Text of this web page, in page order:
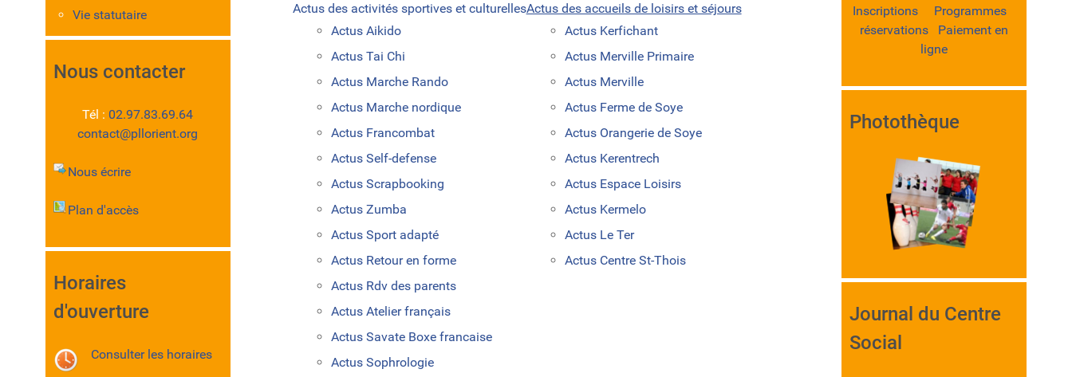
Vie statutaire
Nous contacter
Tél : 02.97.83.69.64
contact@pllorient.org
Nous écrire
Plan d'accès
Horaires
d'ouverture
Consulter les horaires
Actus des activités sportives et culturelles
Actus Aikido
Actus Tai Chi
Actus Marche Rando
Actus Marche nordique
Actus Francombat
Actus Self-defense
Actus Scrapbooking
Actus Zumba
Actus Sport adapté
Actus Retour en forme
Actus Rdv des parents
Actus Atelier français
Actus Savate Boxe francaise
Actus Sophrologie
Actus des accueils de loisirs et séjours
Actus Kerfichant
Actus Merville Primaire
Actus Merville
Actus Ferme de Soye
Actus Orangerie de Soye
Actus Kerentrech
Actus Espace Loisirs
Actus Kermelo
Actus Le Ter
Actus Centre St-Thois
Inscriptions Programmes
réservations Paiement en
ligne
Photothèque
Journal du Centre
Social